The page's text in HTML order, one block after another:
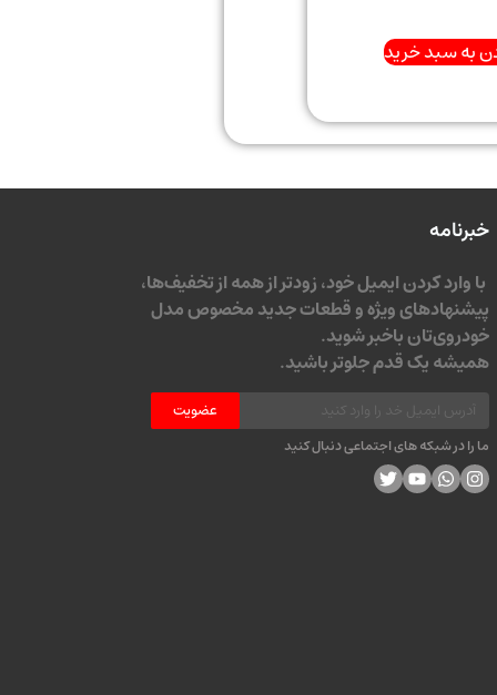
به سبد خرید
خبرنامه
با وارد کردن ایمیل خود، زودتر از همه از تخفیف‌ها،
پیشنهادهای ویژه و قطعات جدید مخصوص مدل
خودروی‌تان باخبر شوید.
همیشه یک قدم جلوتر باشید.
عضویت
ما را در شبکه های اجتماعی دنبال کنید